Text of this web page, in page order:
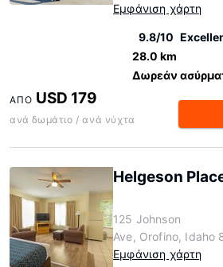
Εμφάνιση χάρτη
9.8/10
28.0 km
Δωρεάν
ΑΠΌ USD 179
ανά δωμάτιο / ανά νύχτα
Helgeson
125 Johnson
Ave, Orofino, Idaho
Εμφάνιση χάρτη